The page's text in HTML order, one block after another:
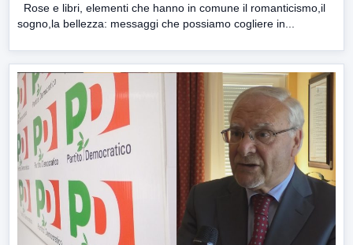
Rose e libri, elementi che hanno in comune il romanticismo,il
sogno,la bellezza: messaggi che possiamo cogliere in...